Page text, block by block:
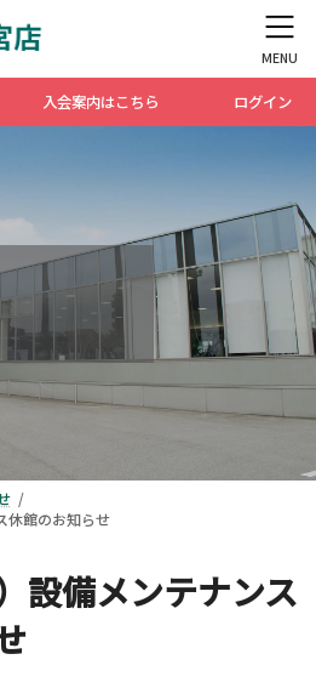
入会案内はこちら ログイン
休館のお知らせ
設備メンテナンス